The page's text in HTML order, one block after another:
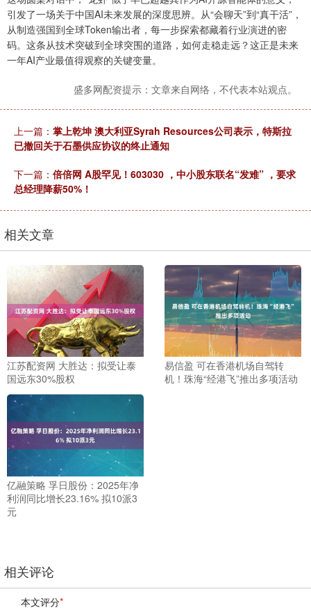
引发了一场关于中国AI未来发展的深度思辨。从“会聊天”到“真干活”，
从制造强国到全球Token输出者，每一步探索都藏着行业演进的密
码。这条从技术突破到全球突围的道路，如何走稳走远？这正是未来
一年AI产业最值得观察的关键变量。
盛多网配资提示：文章来自网络，不代表本站观点。
上一篇： 掌上乾坤 澳大利亚Syrah Resources公司表示，特斯拉
已撤回关于石墨供应协议的终止通知
下一篇： 倍倍网 A股罕见！603030 ，中小股东联名“发难” ，要求
总经理降薪50%！
相关文章
江苏配资网 大胜达：拟受让泰
国远东30%股权
易信盈 可在香港机场自驾转
机！珠海“经港飞”推出多项活动
亿融策略 孚日股份：2025年净
利润同比增长23.16% 拟10派3
元
相关评论
本文评分*